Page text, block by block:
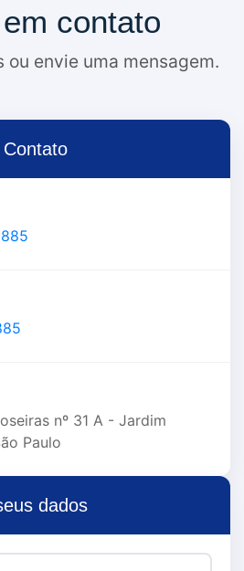
contato
ou envie uma mensagem.
nº 31 A - Jardim
Paulo
dados